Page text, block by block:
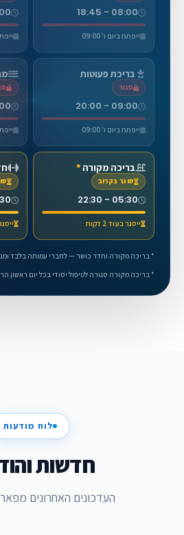
08:00 - 18:45
ייפתח ביום ו' 09:00
בריכת פעוטות
סגור
09:00 - 20:00
ייפתח ביום ו' 09:00
בריכה מקורה *
סוגר בקרוב
05:30 - 22:30
ייסגר בעוד 2 דקות ייסגר
* בריכה מקורה וחדר כושר — לחברי עמותה בלבד
* בריכה מקורה סגורה לטיפול יסודי בכל יום ראשון
לוח מודעות
חדשות
העדכונים האחרונים